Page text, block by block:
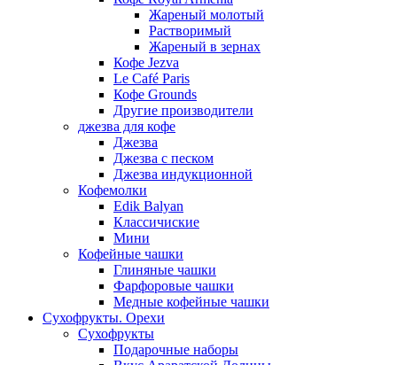
Жареный молотый
Растворимый
Жареный в зернах
Кофе Jezva
Le Café Paris
Кофе Grounds
Другие производители
джезва для кофе
Джезва
Джезва с песком
Джезва индукционной
Кофемолки
Edik Balyan
Классичиские
Мини
Кофейные чашки
Глиняные чашки
Фарфоровые чашки
Медные кофейные чашки
Сухофрукты. Орехи
Сухофрукты
Подарочные наборы